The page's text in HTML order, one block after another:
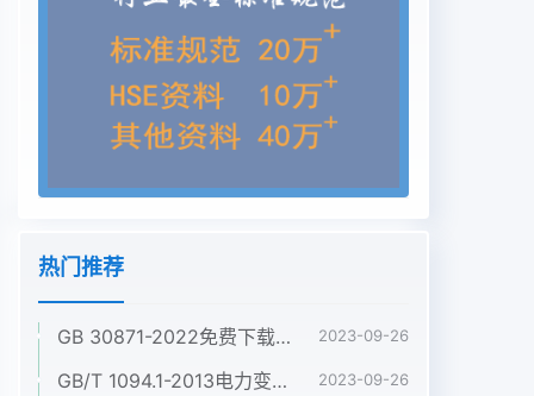
热门推荐
GB 30871-2022免费下载危险化学品企业特殊作业安全规范 2023-09-26
GB/T 1094.1-2013电力变压器 第1部分:总则 2023-09-26